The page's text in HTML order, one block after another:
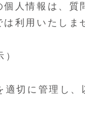
人情報は、
利用いたしま
切に管理し、